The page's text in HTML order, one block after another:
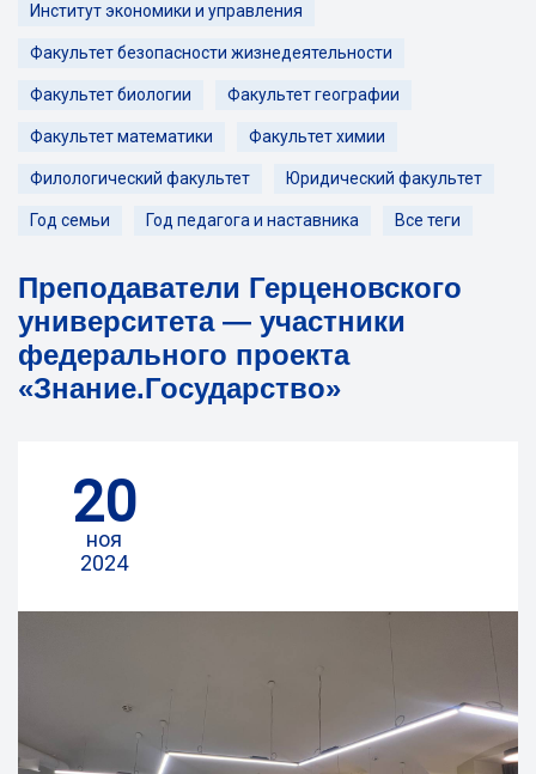
Институт экономики и управления
Факультет безопасности жизнедеятельности
Факультет биологии Факультет географии
Факультет математики Факультет химии
Филологический факультет Юридический факультет
Год семьи Год педагога и наставника Все теги
Преподаватели Герценовского
университета — участники
федерального проекта
«Знание.Государство»
20
ноя
2024